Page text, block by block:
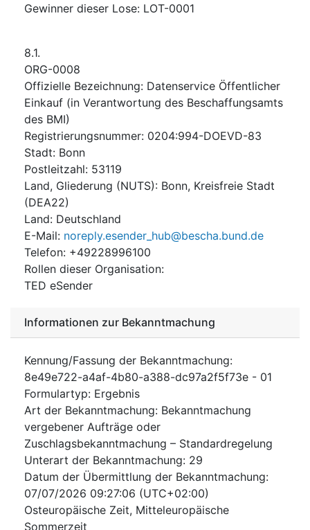
Gewinner dieser Lose: LOT-0001
8.1.
ORG-0008
Offizielle Bezeichnung: Datenservice Öffentlicher
Einkauf (in Verantwortung des Beschaffungsamts
des BMI)
Registrierungsnummer: 0204:994-DOEVD-83
Stadt: Bonn
Postleitzahl: 53119
Land, Gliederung (NUTS): Bonn, Kreisfreie Stadt
(DEA22)
Land: Deutschland
E-Mail: noreply.esender_hub@bescha.bund.de
Telefon: +49228996100
Rollen dieser Organisation:
TED eSender
Informationen zur Bekanntmachung
Kennung/Fassung der Bekanntmachung:
8e49e722-a4af-4b80-a388-dc97a2f5f73e - 01
Formulartyp: Ergebnis
Art der Bekanntmachung: Bekanntmachung
vergebener Aufträge oder
Zuschlagsbekanntmachung – Standardregelung
Unterart der Bekanntmachung: 29
Datum der Übermittlung der Bekanntmachung:
07/07/2026 09:27:06 (UTC+02:00)
Osteuropäische Zeit, Mitteleuropäische
Sommerzeit